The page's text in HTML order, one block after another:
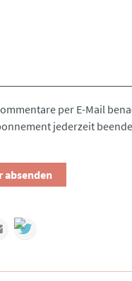
per E-Mail
jederzeit
Mail